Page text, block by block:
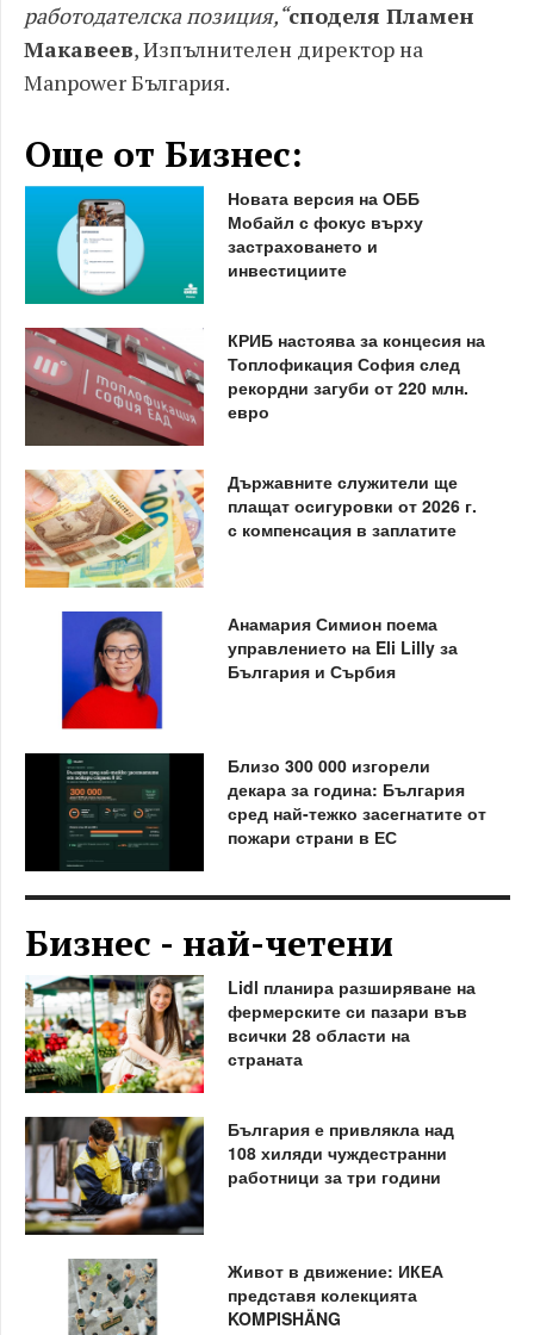
работодателска позиция,“споделя Пламен
Макавеев, Изпълнителен директор на
Manpower България.
Още от Бизнес:
Новата версия на ОББ
Мобайл с фокус върху
застраховането и
инвестициите
КРИБ настоява за концесия на
Топлофикация София след
рекордни загуби от 220 млн.
евро
Държавните служители ще
плащат осигуровки от 2026 г.
с компенсация в заплатите
Анамария Симион поема
управлението на Eli Lilly за
България и Сърбия
Близо 300 000 изгорели
декара за година: България
сред най-тежко засегнатите от
пожари страни в ЕС
Бизнес - най-четени
Lidl планира разширяване на
фермерските си пазари във
всички 28 области на
страната
България е привлякла над
108 хиляди чуждестранни
работници за три години
Живот в движение: ИКЕА
представя колекцията
KOMPISHÄNG